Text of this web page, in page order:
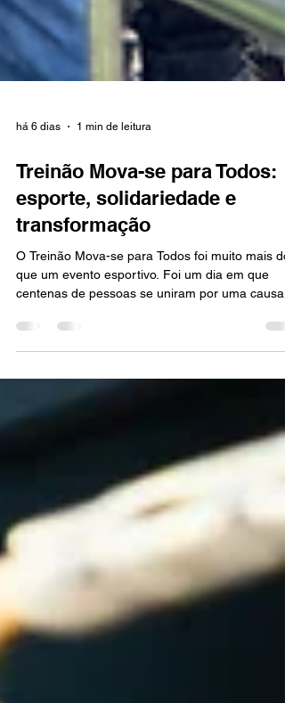
há 6 dias 1 min de leitura
Treinão Mova-se para Todos:
esporte, solidariedade e
transformação
O Treinão Mova-se para Todos foi muito mais do
centenas de pessoas se uniram por uma causa
maior: transformar vidas por meio da
reuniu atletas, famílias, voluntários e apoiadores
em um movimento de amor ao próximo. Toda a
arrecadação obtida com as inscrições foi
destinada ao Projeto Mesa – Um Lugar